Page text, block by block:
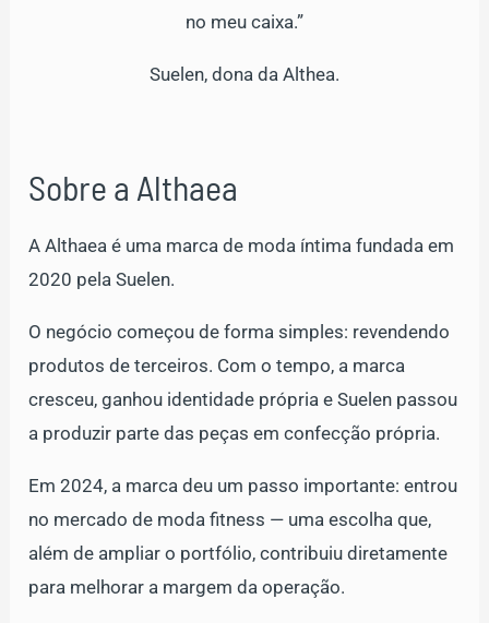
no meu caixa.”
Suelen, dona da Althea.
Sobre a Althaea
A Althaea é uma marca de moda íntima fundada em
2020 pela Suelen.
O negócio começou de forma simples: revendendo
produtos de terceiros. Com o tempo, a marca
cresceu, ganhou identidade própria e Suelen passou
a produzir parte das peças em confecção própria.
Em 2024, a marca deu um passo importante: entrou
no mercado de moda fitness — uma escolha que,
além de ampliar o portfólio, contribuiu diretamente
para melhorar a margem da operação.